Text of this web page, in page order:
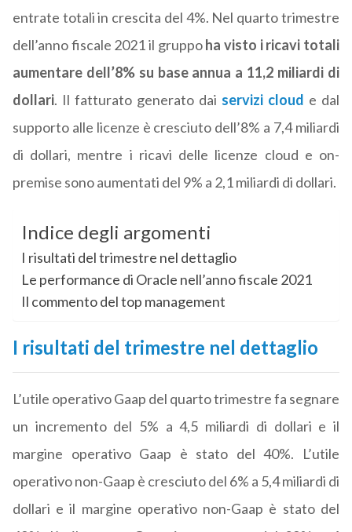
entrate totali in crescita del 4%. Nel quarto trimestre
dell’anno fiscale 2021 il gruppoha visto i ricavi totali
aumentare dell’8% su base annua a 11,2 miliardi di
dollari. Il fatturato generato dai servizi cloud e dal
supporto alle licenze è cresciuto dell’8% a 7,4 miliardi
di dollari, mentre i ricavi delle licenze cloud e on-
premise sono aumentati del 9% a 2,1 miliardi di dollari.
Indice degli argomenti
I risultati del trimestre nel dettaglio
Le performance di Oracle nell’anno fiscale 2021
Il commento del top management
I risultati del trimestre nel dettaglio
L’utile operativo Gaap del quarto trimestre fa segnare
un incremento del 5% a 4,5 miliardi di dollari e il
margine operativo Gaap è stato del 40%. L’utile
operativo non-Gaap è cresciuto del 6% a 5,4 miliardi di
dollari e il margine operativo non-Gaap è stato del